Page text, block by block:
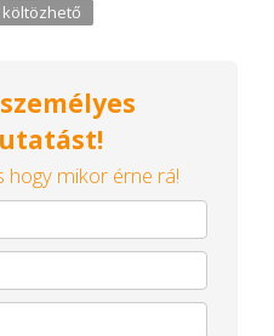
hogy mikor érne rá!